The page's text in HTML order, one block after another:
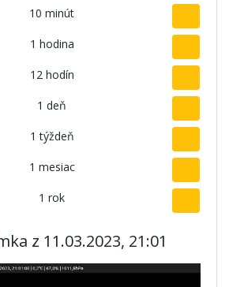
10 minút
1 hodina
12 hodín
1 deň
1 týždeň
1 mesiac
1 rok
z 11.03.2023, 21:01